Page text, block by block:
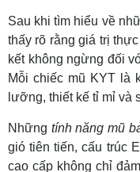
Sau khi tìm hiểu về
thấy rõ rằng giá trị
kết không ngừng đối
Mỗi chiếc mũ KYT là
lưỡng, thiết kế tỉ mỉ và
Những tính năng mũ
gió tiên tiến, cấu trúc
cao cấp không chỉ